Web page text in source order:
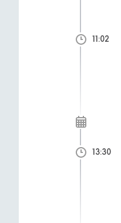
11:02
13:30